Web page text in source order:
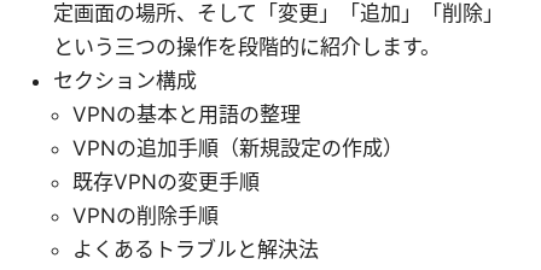
定画面の場所、そして「変更」「追加」「削除」
という三つの操作を段階的に紹介します。
セクション構成
VPNの基本と用語の整理
VPNの追加手順（新規設定の作成）
既存VPNの変更手順
VPNの削除手順
よくあるトラブルと解決法